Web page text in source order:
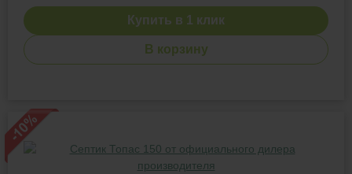
Купить в 1 клик
В корзину